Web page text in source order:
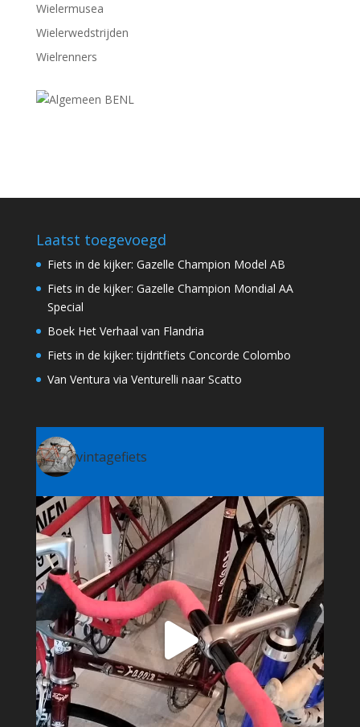
Wielermusea
Wielerwedstrijden
Wielrenners
Laatst toegevoegd
Fiets in de kijker: Gazelle Champion Model AB
Fiets in de kijker: Gazelle Champion Mondial AA
Special
Boek Het Verhaal van Flandria
Fiets in de kijker: tijdritfiets Concorde Colombo
Van Ventura via Venturelli naar Scatto
vintagefiets